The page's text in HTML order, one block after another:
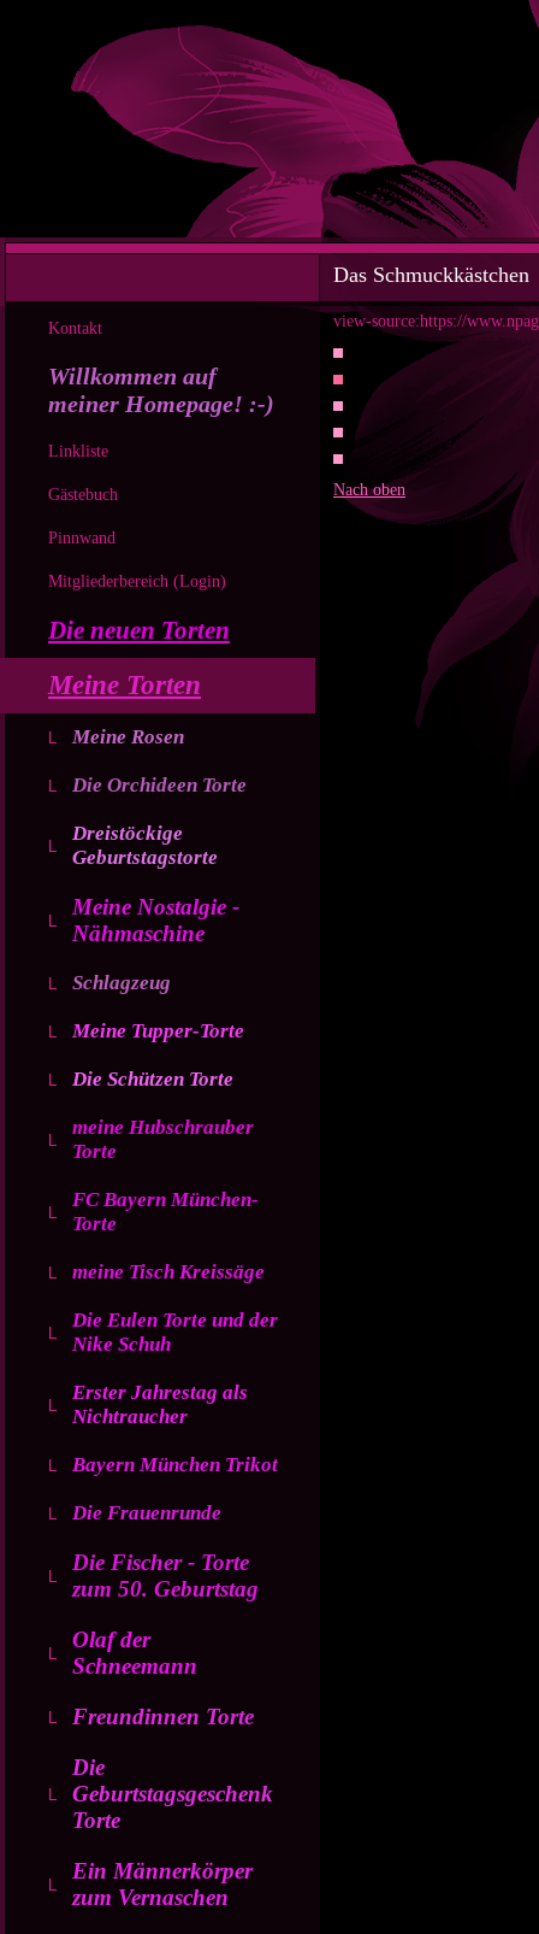
Kontakt
Willkommen auf
meiner Homepage! :-)
Linkliste
Gästebuch
Pinnwand
Mitgliederbereich (Login)
Die neuen Torten
Meine Torten
Meine Rosen
Die Orchideen Torte
Dreistöckige
Geburtstagstorte
Meine Nostalgie -
Nähmaschine
Schlagzeug
Meine Tupper-Torte
Die Schützen Torte
meine Hubschrauber
Torte
FC Bayern München-
Torte
meine Tisch Kreissäge
Die Eulen Torte und der
Nike Schuh
Erster Jahrestag als
Nichtraucher
Bayern München Trikot
Die Frauenrunde
Die Fischer - Torte
zum 50. Geburtstag
Olaf der
Schneemann
Freundinnen Torte
Die
Geburtstagsgeschenk
Torte
Ein Männerkörper
zum Vernaschen
Das Schmuckkästchen
view-source:https://
Nach oben